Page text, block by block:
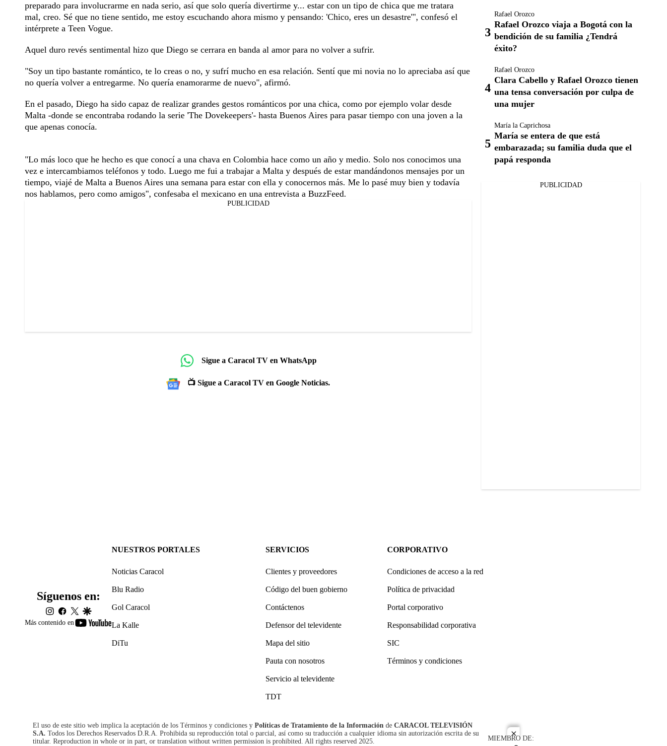
close
preparado para involucrarme en nada serio, así que solo quería divertirme y... estar con un tipo de chica que me tratara
mal, creo. Sé que no tiene sentido, me estoy escuchando ahora mismo y pensando: 'Chico, eres un desastre'", confesó el
intérprete a Teen Vogue.
Aquel duro revés sentimental hizo que Diego se cerrara en banda al amor para no volver a sufrir.
"Soy un tipo bastante romántico, te lo creas o no, y sufrí mucho en esa relación. Sentí que mi novia no lo apreciaba así que
no quería volver a entregarme. No quería enamorarme de nuevo", afirmó.
En el pasado, Diego ha sido capaz de realizar grandes gestos románticos por una chica, como por ejemplo volar desde
Malta -donde se encontraba rodando la serie 'The Dovekeepers'- hasta Buenos Aires para pasar tiempo con una joven a la
que apenas conocía.
"Lo más loco que he hecho es que conocí a una chava en Colombia hace como un año y medio. Solo nos conocimos una
vez e intercambiamos teléfonos y todo. Luego me fui a trabajar a Malta y después de estar mandándonos mensajes por un
tiempo, viajé de Malta a Buenos Aires una semana para estar con ella y conocernos más. Me lo pasé muy bien y todavía
nos hablamos, pero como amigos", confesaba el mexicano en una entrevista a BuzzFeed.
PUBLICIDAD
Sigue a Caracol TV en WhatsApp
📺 Sigue a Caracol TV en Google Noticias.
Rafael Orozco
Rafael Orozco viaja a Bogotá con la
bendición de su familia ¿Tendrá
éxito?
Rafael Orozco
Clara Cabello y Rafael Orozco tienen
una tensa conversación por culpa de
una mujer
María la Caprichosa
María se entera de que está
embarazada; su familia duda que el
papá responda
PUBLICIDAD
Más contenido en
youtube-
Síguenos en:
instagram
facebook
twittergoogle
NUESTROS PORTALES
Noticias Caracol
Blu Radio
Gol Caracol
La Kalle
DiTu
SERVICIOS
Clientes y proveedores
Código del buen gobierno
Contáctenos
Defensor del televidente
Mapa del sitio
Pauta con nosotros
Servicio al televidente
TDT
CORPORATIVO
Condiciones de acceso a la red
Política de privacidad
Portal corporativo
Responsabilidad corporativa
SIC
Términos y condiciones
El uso de este sitio web implica la aceptación de los Términos y condiciones y Políticas de Tratamiento de la Información de CARACOL TELEVISIÓN
S.A. Todos los Derechos Reservados D.R.A. Prohibida su reproducción total o parcial, así como su traducción a cualquier idioma sin autorización escrita de su
titular. Reproduction in whole or in part, or translation without written permission is prohibited. All rights reserved 2025.
MIEMBRO DE: